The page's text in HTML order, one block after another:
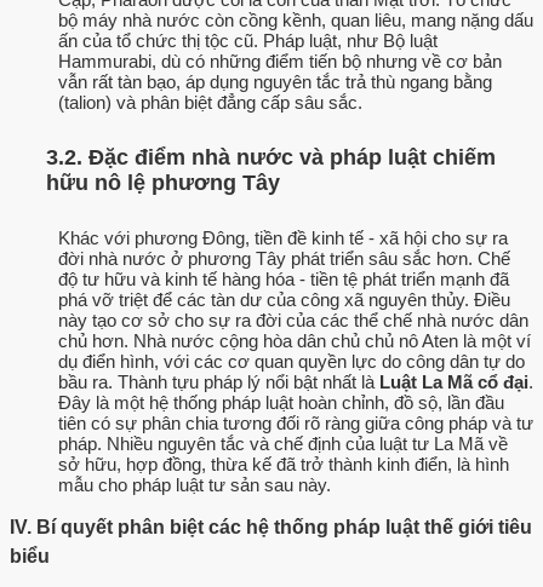
bộ máy nhà nước còn cồng kềnh, quan liêu, mang nặng dấu
ấn của tổ chức thị tộc cũ. Pháp luật, như Bộ luật
Hammurabi, dù có những điểm tiến bộ nhưng về cơ bản
vẫn rất tàn bạo, áp dụng nguyên tắc trả thù ngang bằng
(talion) và phân biệt đẳng cấp sâu sắc.
3.2. Đặc điểm nhà nước và pháp luật chiếm
hữu nô lệ phương Tây
Khác với phương Đông, tiền đề kinh tế - xã hội cho sự ra
đời nhà nước ở phương Tây phát triển sâu sắc hơn. Chế
độ tư hữu và kinh tế hàng hóa - tiền tệ phát triển mạnh đã
phá vỡ triệt để các tàn dư của công xã nguyên thủy. Điều
này tạo cơ sở cho sự ra đời của các thể chế nhà nước dân
chủ hơn. Nhà nước cộng hòa dân chủ chủ nô Aten là một ví
dụ điển hình, với các cơ quan quyền lực do công dân tự do
bầu ra. Thành tựu pháp lý nổi bật nhất là Luật La Mã cổ đại.
Đây là một hệ thống pháp luật hoàn chỉnh, đồ sộ, lần đầu
tiên có sự phân chia tương đối rõ ràng giữa công pháp và tư
pháp. Nhiều nguyên tắc và chế định của luật tư La Mã về
sở hữu, hợp đồng, thừa kế đã trở thành kinh điển, là hình
mẫu cho pháp luật tư sản sau này.
IV. Bí quyết phân biệt các hệ thống pháp luật thế giới tiêu
biểu